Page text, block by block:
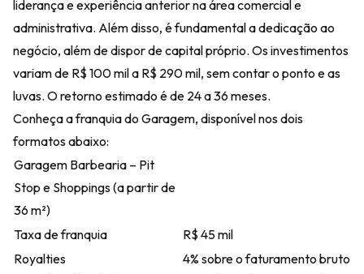
liderança e experiência anterior na área comercial e
administrativa. Além disso, é fundamental a dedicação ao
negócio, além de dispor de capital próprio. Os investimentos
variam de R$ 100 mil a R$ 290 mil, sem contar o ponto e as
luvas. O retorno estimado é de 24 a 36 meses.
Conheça a franquia do Garagem, disponível nos dois
formatos abaixo:
Garagem Barbearia – Pit
Stop e Shoppings (a partir de
36 m²)
Taxa de franquia
R$ 45 mil
Royalties
4% sobre o faturamento bruto